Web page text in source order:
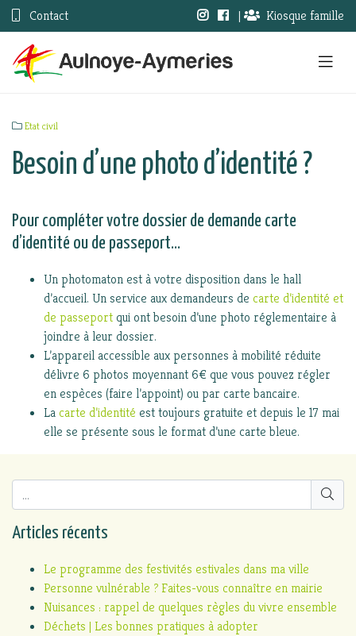
Contact | Kiosque famille
Etat civil
Besoin d’une photo d’identité ?
Pour compléter votre dossier de demande carte
d’identité ou de passeport…
Un photomaton est à votre disposition dans le hall
d’accueil. Un service aux demandeurs de carte d’identité et
de passeport qui ont besoin d’une photo réglementaire à
joindre à leur dossier.
L’appareil accessible aux personnes à mobilité réduite
délivre 6 photos moyennant 6€ que vous pouvez régler
en espèces (faire l’appoint) ou par carte bancaire.
La carte d’identité est toujours gratuite et depuis le 17 mai
elle se présente sous le format d’une carte bleue.
Articles récents
Le programme des festivités estivales dans ma ville
Personne vulnérable ? Faites-vous connaître en mairie
Nuisances : rappel de quelques règles du vivre ensemble
Déchets | Les bonnes pratiques à adopter